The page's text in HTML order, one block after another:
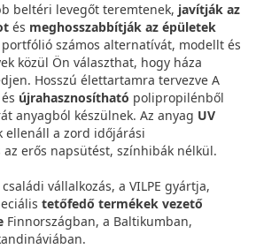
beltéri levegőt teremtenek, javítják az
és meghosszabbítják az épületek
portfólió számos alternatívát, modellt és
közül Ön választhat, hogy háza
Hosszú élettartamra tervezve A
újrahasznosítható polipropilénből
anyagból készülnek. Az anyag UV
ellenáll a zord időjárási
az erős napsütést, színhibák nélkül.
vállalkozás, a VILPE gyártja,
tetőfedő termékek vezető
Finnországban, a Baltikumban,